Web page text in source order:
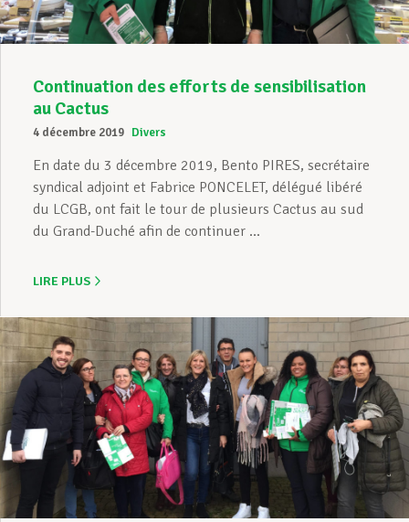
Continuation des efforts de sensibilisation
au Cactus
4 décembre 2019 Divers
En date du 3 décembre 2019, Bento PIRES, secrétaire
syndical adjoint et Fabrice PONCELET, délégué libéré
du LCGB, ont fait le tour de plusieurs Cactus au sud
du Grand-Duché afin de continuer ...
LIRE PLUS